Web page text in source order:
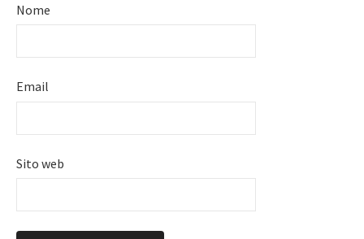
Nome
Email
Sito web